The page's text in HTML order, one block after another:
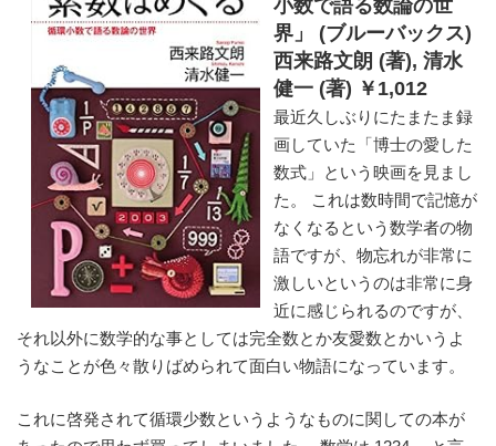
小数で語る数論の世
界」 (ブルーバックス)
西来路文朗 (著), 清水
健一 (著) ￥1,012
最近久しぶりにたまたま録
画していた「博士の愛した
数式」という映画を見まし
た。 これは数時間で記憶が
なくなるという数学者の物
語ですが、物忘れが非常に
激しいというのは非常に身
近に感じられるのですが、
それ以外に数学的な事としては完全数とか友愛数とかいうよ
うなことが色々散りばめられて面白い物語になっています。
これに啓発されて循環少数というようなものに関しての本が